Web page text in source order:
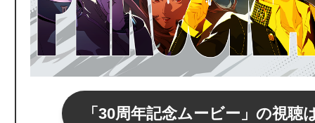
「30周年記念ムービー」の視聴